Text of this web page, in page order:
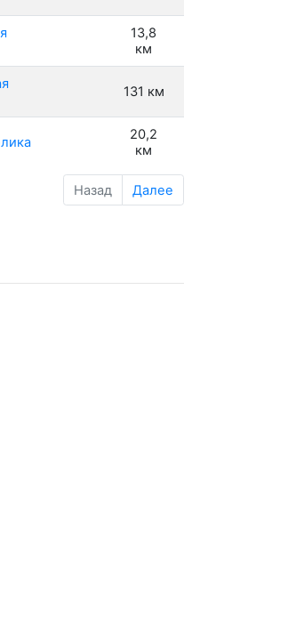
13,8
км
131 км
20,2
км
Назад Далее